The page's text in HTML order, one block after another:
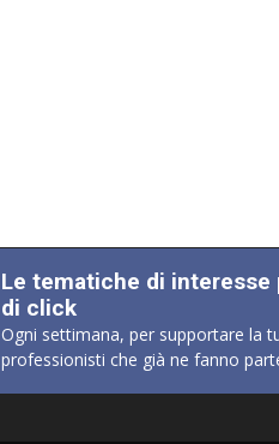
Le tematiche di
di click
Ogni settimana, per supportare la
professionisti che già ne fanno